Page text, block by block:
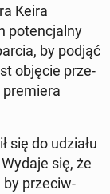
Keira
po­tenc­jal­ny
by podjąć
objęcie prze­
się do udziału
się, że
by prze­ci­w­